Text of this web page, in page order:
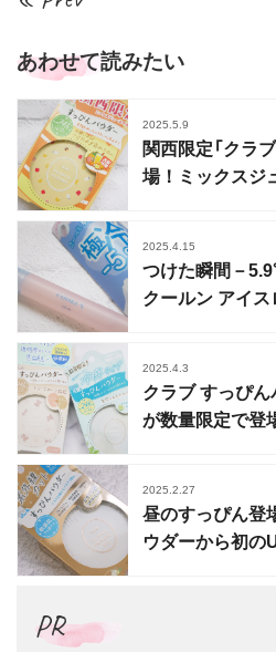
あわせて読みたい
2025.5.9
関西限定「クラ
場！ミックスジ
2025.4.15
つけた瞬間－
クールン アイス
2025.4.3
クラブ すっぴ
が数量限定で登
2025.2.27
昼のすっぴん登
ウダーから初の
PR